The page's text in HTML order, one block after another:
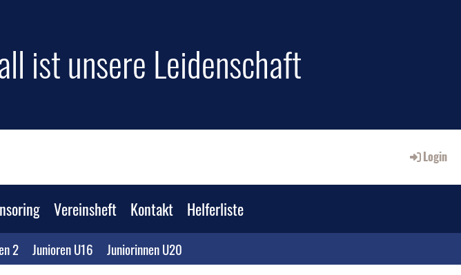
ist unsere Leidenschaft
Login
Vereinsheft Kontakt Helferliste
2 Junioren U16 Juniorinnen U20